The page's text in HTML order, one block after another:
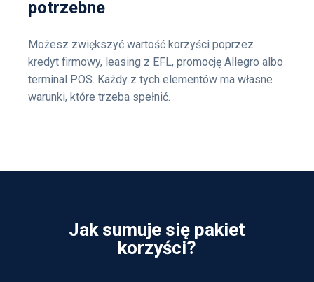
potrzebne
Możesz zwiększyć wartość korzyści poprzez
kredyt firmowy, leasing z EFL, promocję Allegro albo
terminal POS. Każdy z tych elementów ma własne
warunki, które trzeba spełnić.
Jak sumuje się pakiet
korzyści?